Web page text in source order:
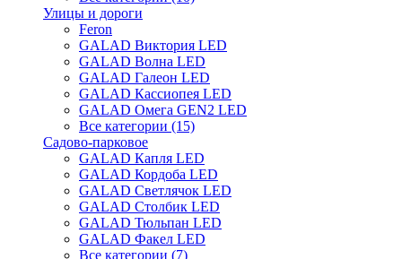
Улицы и дороги
Feron
GALAD Виктория LED
GALAD Волна LED
GALAD Галеон LED
GALAD Кассиопея LED
GALAD Омега GEN2 LED
Все категории (15)
Садово-парковое
GALAD Капля LED
GALAD Кордоба LED
GALAD Светлячок LED
GALAD Столбик LED
GALAD Тюльпан LED
GALAD Факел LED
Все категории (7)